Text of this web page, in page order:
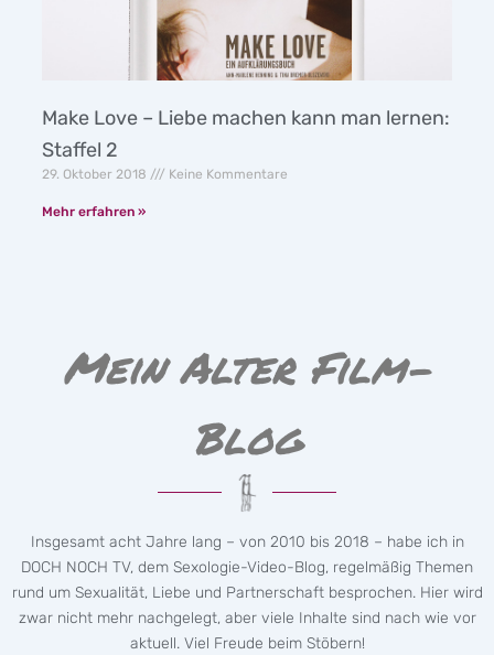
Make Love – Liebe machen kann man lernen:
Staffel 2
29. Oktober 2018 Keine Kommentare
Mehr erfahren »
Mein Alter Film-
Blog
Insgesamt acht Jahre lang – von 2010 bis 2018 – habe ich in
DOCH NOCH TV, dem Sexologie-Video-Blog, regelmäßig Themen
rund um Sexualität, Liebe und Partnerschaft besprochen. Hier wird
zwar nicht mehr nachgelegt, aber viele Inhalte sind nach wie vor
aktuell. Viel Freude beim Stöbern!